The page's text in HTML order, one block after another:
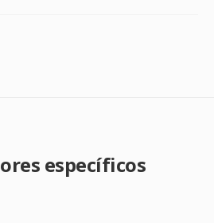
específicos